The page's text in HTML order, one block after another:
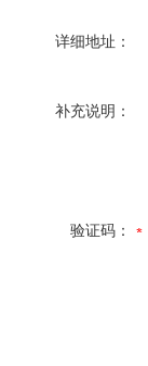
详细地址：
补充说明：
验证码：